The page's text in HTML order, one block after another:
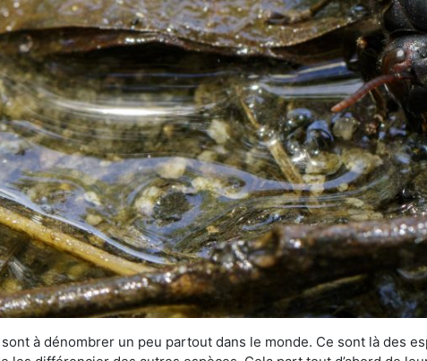
à dénombrer un peu partout dans le monde. Ce sont là des